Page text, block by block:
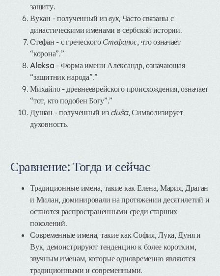
защиту.
Вукан - полученный извук, Часто связаны с
династическими именами в сербской истории.
Стефан - с греческого Стефанос, что означает
“корона”.”
Aleksa - Форма имени Александр, означающая
“защитник народа”.”
Михайло- древнееврейского происхождения, означает
“тот, кто подобен Богу”.”
Душан - полученный из duša, Символизирует
духовность.
Сравнение: Тогда и сейчас
Традиционные имена, такие как Елена, Мария, Драган
и Милан, доминировали на протяжении десятилетий и
остаются распространенными среди старших
поколений.
Современные имена, такие как София, Лука, Дуня и
Вук, демонстрируют тенденцию к более коротким,
звучным именам, которые одновременно являются
традиционными и современными.